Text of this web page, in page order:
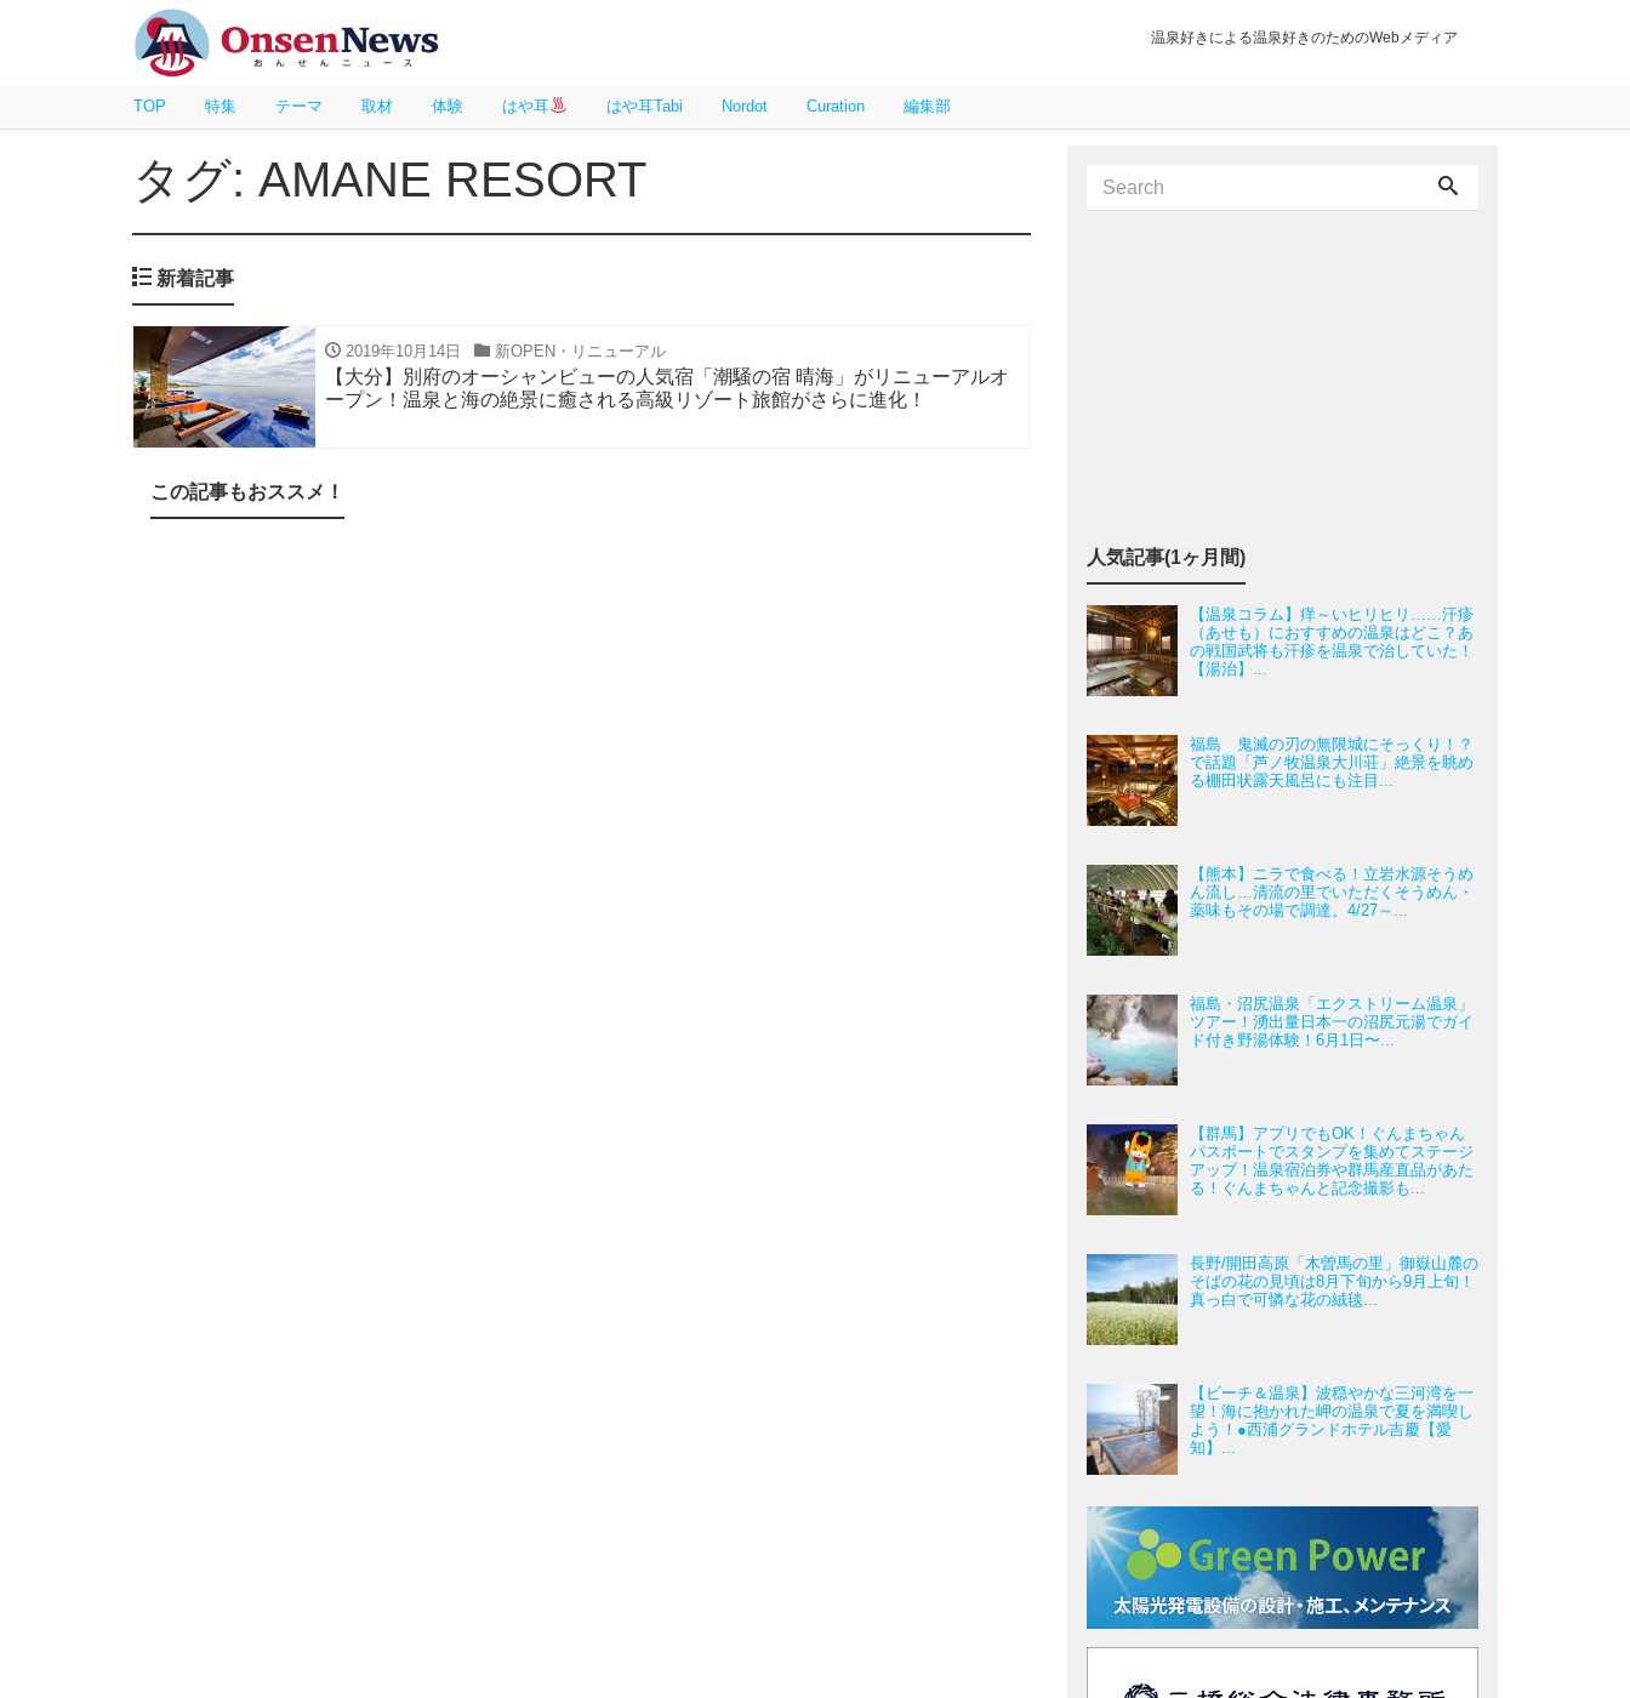
温泉好きによる温泉好きのためのWebメディア
TOP 特集 テーマ 取材 体験 はや耳 はや耳Tabi Nordot Curation 編集部
タグ: AMANE RESORT
新着記事
2019年10月14日 新OPEN・リニューアル
【大分】別府のオーシャンビューの人気宿「潮騒の宿 晴海」がリニューアルオ
ープン！温泉と海の絶景に癒される高級リゾート旅館がさらに進化！
この記事もおススメ！
人気記事(1ヶ月間)
【温泉コラム】痒～いヒリヒリ……汗疹
（あせも）におすすめの温泉はどこ？あ
の戦国武将も汗疹を温泉で治していた！
【湯治】...
福島 鬼滅の刃の無限城にそっくり！？
で話題「芦ノ牧温泉大川荘」絶景を眺め
る棚田状露天風呂にも注目...
【熊本】ニラで食べる！立岩水源そうめ
ん流し…清流の里でいただくそうめん・
薬味もその場で調達。4/27～...
福島・沼尻温泉「エクストリーム温泉」
ツアー！湧出量日本一の沼尻元湯でガイ
ド付き野湯体験！6月1日〜...
【群馬】アプリでもOK！ぐんまちゃん
パスポートでスタンプを集めてステージ
アップ！温泉宿泊券や群馬産直品があた
る！ぐんまちゃんと記念撮影も...
長野/開田高原「木曽馬の里」御嶽山麓の
そばの花の見頃は8月下旬から9月上旬！
真っ白で可憐な花の絨毯...
【ビーチ＆温泉】波穏やかな三河湾を一
望！海に抱かれた岬の温泉で夏を満喫し
よう！●西浦グランドホテル吉慶【愛
知】...